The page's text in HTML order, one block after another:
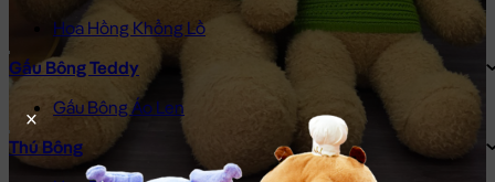
Hoa Hồng Khổng Lồ
Gấu Bông Teddy
Gấu Bông Áo Len
Thú Bông